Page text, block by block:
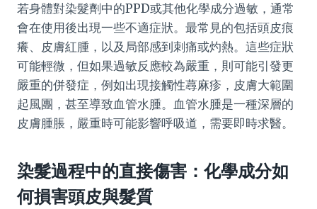
若身體對染髮劑中的PPD或其他化學成分過敏，通常
會在使用後出現一些不適症狀。最常見的包括頭皮痕
癢、皮膚紅腫，以及局部感到刺痛或灼熱。這些症狀
可能輕微，但如果過敏反應較為嚴重，則可能引發更
嚴重的併發症，例如出現接觸性蕁麻疹，皮膚大範圍
起風團，甚至導致血管水腫。血管水腫是一種深層的
皮膚腫脹，嚴重時可能影響呼吸道，需要即時求醫。
染髮過程中的直接傷害：化學成分如
何損害頭皮與髮質